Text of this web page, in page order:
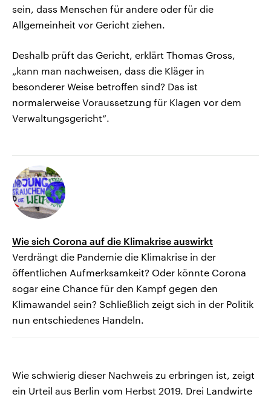
sein, dass Menschen für andere oder für die
Allgemeinheit vor Gericht ziehen.
Deshalb prüft das Gericht, erklärt Thomas Gross,
„kann man nachweisen, dass die Kläger in
besonderer Weise betroffen sind? Das ist
normalerweise Voraussetzung für Klagen vor dem
Verwaltungsgericht“.
Wie sich Corona auf die Klimakrise auswirkt
Verdrängt die Pandemie die Klimakrise in der
öffentlichen Aufmerksamkeit? Oder könnte Corona
sogar eine Chance für den Kampf gegen den
Klimawandel sein? Schließlich zeigt sich in der Politik
nun entschiedenes Handeln.
Wie schwierig dieser Nachweis zu erbringen ist, zeigt
ein Urteil aus Berlin vom Herbst 2019. Drei Landwirte